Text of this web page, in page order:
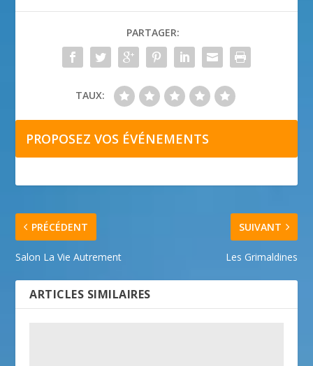
PARTAGER:
TAUX:
PROPOSEZ VOS ÉVÉNEMENTS
PRÉCÉDENT
Salon La Vie Autrement
SUIVANT
Les Grimaldines
ARTICLES SIMILAIRES